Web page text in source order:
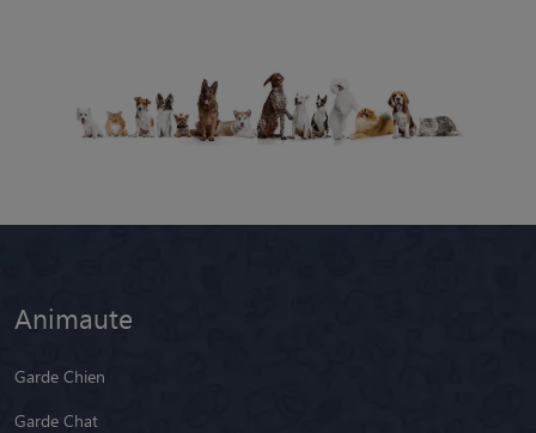
Animaute
Garde Chien
Garde Chat